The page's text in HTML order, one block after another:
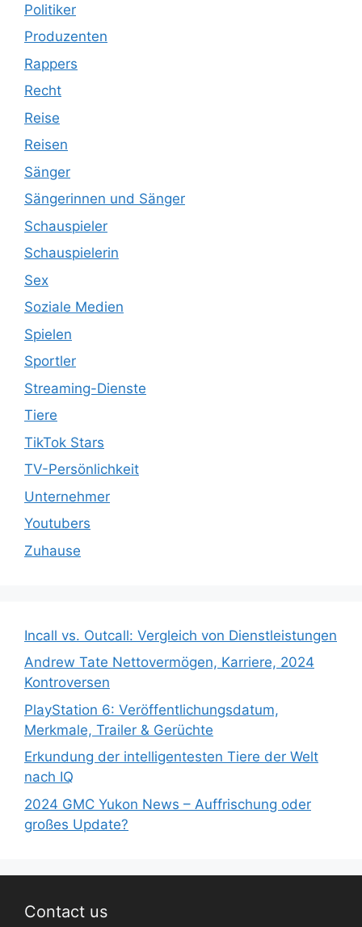
Politiker
Produzenten
Rappers
Recht
Reise
Reisen
Sänger
Sängerinnen und Sänger
Schauspieler
Schauspielerin
Sex
Soziale Medien
Spielen
Sportler
Streaming-Dienste
Tiere
TikTok Stars
TV-Persönlichkeit
Unternehmer
Youtubers
Zuhause
Incall vs. Outcall: Vergleich von Dienstleistungen
Andrew Tate Nettovermögen, Karriere, 2024
Kontroversen
PlayStation 6: Veröffentlichungsdatum,
Merkmale, Trailer & Gerüchte
Erkundung der intelligentesten Tiere der Welt
nach IQ
2024 GMC Yukon News – Auffrischung oder
großes Update?
Contact us